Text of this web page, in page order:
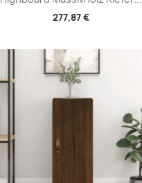
277,87 €